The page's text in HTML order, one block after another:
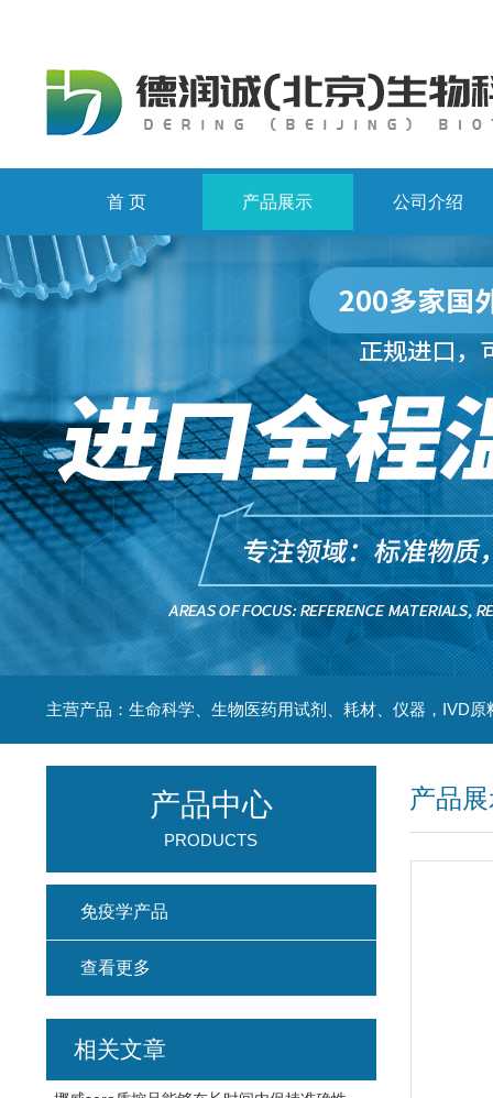
首 页 产品展示 公司介绍
主营产品：生命科学、生物医药用试剂、耗材、仪器，IVD原
产品
产品中心
PRODUCTS
免疫学产品
查看更多
相关文章